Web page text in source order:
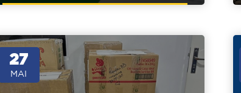
27
MAI